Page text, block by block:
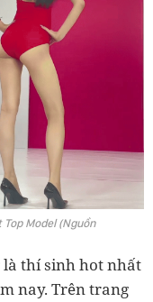
Model (Nguồn
là thí sinh hot nhất
nay. Trên trang